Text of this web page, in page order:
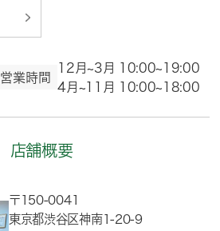
営業時間
12月~3月 10:00~19:00
4月~11月 10:00~18:00
店舗概要
〒150-0041
東京都渋谷区神南1-20-9